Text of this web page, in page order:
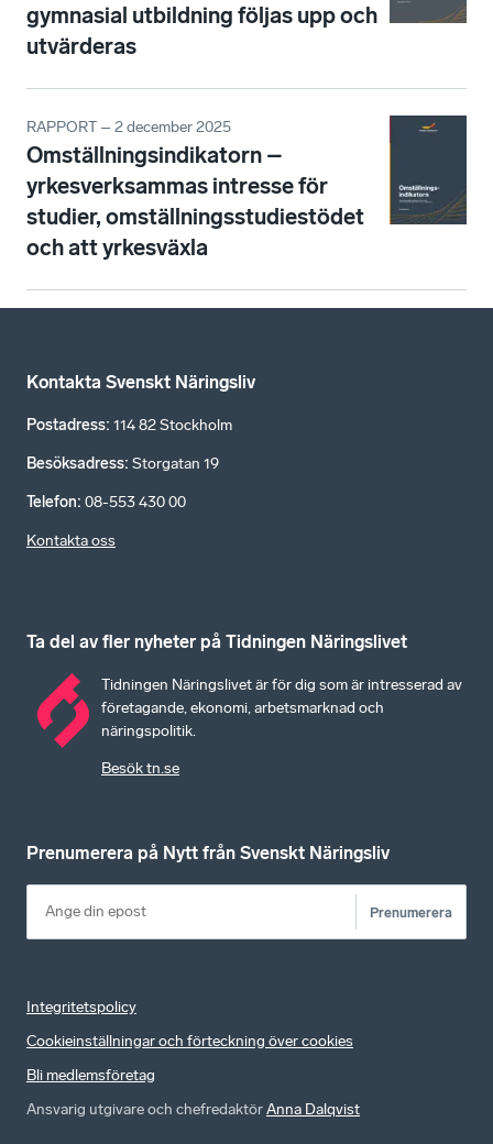
gymnasial utbildning följas upp och
utvärderas
RAPPORT – 2 december 2025
Omställningsindikatorn –
yrkesverksammas intresse för
studier, omställningsstudiestödet
och att yrkesväxla
Kontakta Svenskt Näringsliv
Postadress: 114 82 Stockholm
Besöksadress: Storgatan 19
Telefon: 08-553 430 00
Kontakta oss
Ta del av fler nyheter på Tidningen Näringslivet
Tidningen Näringslivet är för dig som är intresserad av
företagande, ekonomi, arbetsmarknad och
näringspolitik.
Besök tn.se
Prenumerera på Nytt från Svenskt Näringsliv
Prenumerera
Integritetspolicy
Cookieinställningar och förteckning över cookies
Bli medlemsföretag
Ansvarig utgivare och chefredaktörAnna Dalqvist